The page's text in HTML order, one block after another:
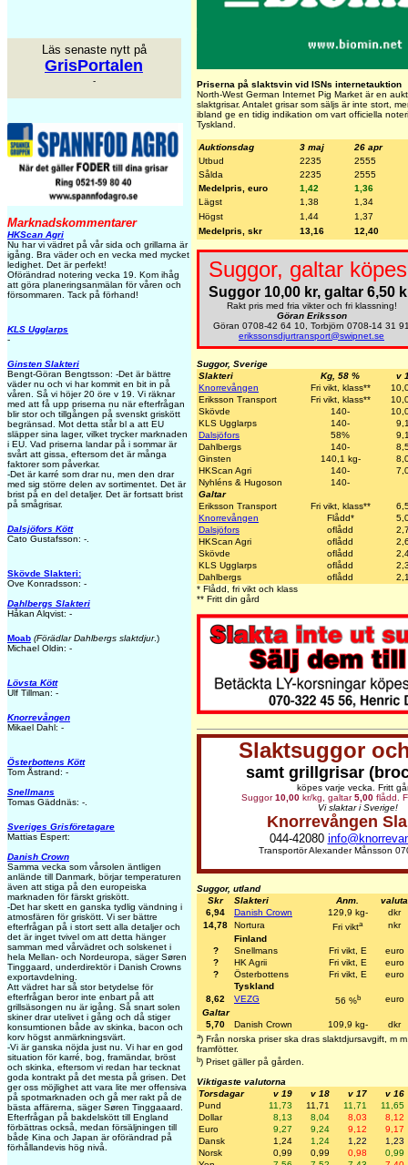
Läs senaste nytt på
GrisPortalen
-
Marknadskommentarer
HKScan Agri
Nu har vi vädret på vår sida och grillarna är
igång. Bra väder och en vecka med mycket
ledighet. Det är perfekt!
Oförändrad notering vecka 19. Kom ihåg
att göra planeringsanmälan för våren och
försommaren. Tack på förhand!
KLS Ugglarps
-
Ginsten Slakteri
Bengt-Göran Bengtsson: -Det är bättre
väder nu och vi har kommit en bit in på
våren. Så vi höjer 20 öre v 19. Vi räknar
med att få upp priserna nu när efterfrågan
blir stor och tillgången på svenskt griskött
begränsad. Mot detta står bl a att EU
släpper sina lager, vilket trycker marknaden
i EU. Vad priserna landar på i sommar är
svårt att gissa, eftersom det är många
faktorer som påverkar.
-Det är karré som drar nu, men den drar
med sig större delen av sortimentet. Det är
brist på en del detaljer. Det är fortsatt brist
på smågrisar.
Dalsjöfors Kött
Cato Gustafsson: -.
Skövde Slakteri:
Ove Konradsson: -
Dahlbergs Slakteri
Håkan Alqvist: -
Moab (Förädlar Dahlbergs slaktdjur.)
Michael Oldin: -
Lövsta Kött
Ulf Tillman: -
Knorrevången
Mikael Dahl: -
Österbottens Kött
Tom Åstrand: -
Snellmans
Tomas Gäddnäs: -.
Sveriges Grisföretagare
Mattias Espert:
Danish Crown
Samma vecka som vårsolen äntligen
anlände till Danmark, börjar temperaturen
även att stiga på den europeiska
marknaden för färskt griskött.
-Det har skett en ganska tydlig vändning i
atmosfären för griskött. Vi ser bättre
efterfrågan på i stort sett alla detaljer och
det är inget tvivel om att detta hänger
samman med vårvädret och solskenet i
hela Mellan- och Nordeuropa, säger Søren
Tinggaard, underdirektör i Danish Crowns
exportavdelning.
Att vädret har så stor betydelse för
efterfrågan beror inte enbart på att
grillsäsongen nu är igång. Så snart solen
skiner drar utelivet i gång och då stiger
konsumtionen både av skinka, bacon och
korv högst anmärkningsvärt.
-Vi är ganska nöjda just nu. Vi har en god
situation för karré, bog, framändar, bröst
och skinka, eftersom vi redan har tecknat
goda kontrakt på det mesta på grisen. Det
ger oss möjlighet att vara lite mer offensiva
på spotmarknaden och gå mer rakt på de
bästa affärerna, säger Søren Tinggaaard.
Efterfrågan på bakdelskött till England
förbättras också, medan försäljningen till
både Kina och Japan är oförändrad på
förhållandevis hög nivå.
Priserna på slaktsvin vid ISNs internetauktion
North-West German Internet Pig Market är en
slaktgrisar. Antalet grisar som säljs är inte stort,
ibland ge en tidig indikation om vart officiella
Tyskland.
Auktionsdag 3 maj
26 apr
Utbud
2235
2555
Sålda
2235
2555
Medelpris, euro
1,42
1,36
Lägst
1,38
1,34
Högst
1,44
1,37
Medelpris, skr
13,16 12,40
Suggor, galtar
Suggor 10,00 kr, galtar 6,50
Rakt pris med fria vikter och fri klassning!
Göran Eriksson
Göran 0708-42 64 10, Torbjörn 0708-14 31
erikssonsdjurtransport@swipnet.se
Suggor, Sverige
Slakteri
Kg, 58 %
v
Knorrevången
Fri vikt, klass**
Eriksson Transport
Fri vikt, klass**
Skövde
140-
KLS Ugglarps
140-
Dalsjöfors
58%
Dahlbergs
140-
Ginsten
140,1 kg-
HKScan Agri
140-
Nyhléns & Hugoson
140-
Galtar
Eriksson Transport
Fri vikt, klass**
Knorrevången
Flådd*
Dalsjöfors
oflådd
HKScan Agri
oflådd
Skövde
oflådd
KLS Ugglarps
oflådd
Dahlbergs
oflådd
* Flådd, fri vikt och klass
** Fritt din gård
Slaktsuggor
samt grillgrisar
köpes varje vecka. Fritt
Suggor10,00 kr/kg, galtar5,00 flådd.
Vi slaktar i Sverige!
Knorrevången
044-42080
Transportör Alexander Månsson
Suggor, utland
Skr
Slakteri Anm.
valuta
6,94
Danish Crown 129,9 kg-
dkr
14,78
Nortura Fri vikta
nkr
Finland
?
Snellmans Fri vikt, E
euro
?
HK Agrii Fri vikt, E
euro
?
Österbottens Fri vikt, E
euro
Tyskland
8,62
VEZG 56 %b
euro
Galtar
5,70
Danish Crown 109,9 kg- dkr
a) Från norska priser ska dras slaktdjursavgift, m
framfötter.
b) Priset gäller på gården.
Viktigaste valutorna
Torsdagar
v 19 v 18 v 17
v 16
Pund
11,73 11,71 11,71
11,65
Dollar
8,13 8,04 8,03
8,12
Euro
9,27 9,24 9,12
9,17
Dansk
1,24 1,24 1,22
1,23
Norsk
0,99 0,99 0,98
0,99